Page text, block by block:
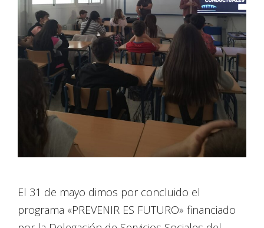
El 31 de mayo dimos por concluido el
programa «PREVENIR ES FUTURO» financiado